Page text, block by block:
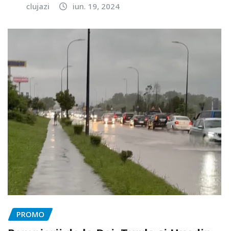
clujazi iun. 19, 2024
PROMO